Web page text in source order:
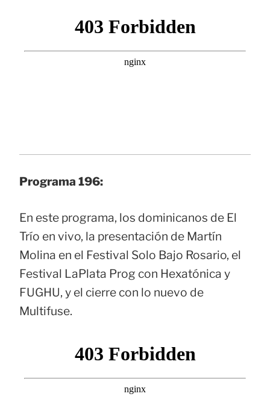
Programa 196:
En este programa, los dominicanos de El
Trío en vivo, la presentación de Martín
Molina en el Festival Solo Bajo Rosario, el
Festival LaPlata Prog con Hexatónica y
FUGHU, y el cierre con lo nuevo de
Multifuse.